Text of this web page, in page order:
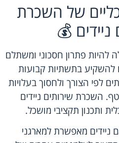
של השכרת
ניידים 💰
להיות פתרון חסכוני ומשתלם
להשקיע בתשתיות קבועות
לפי הצורך ולחסוך בעלויות
השכרת שירותים ניידים
ותכנון תקציבי מושכל.
ניידים מאפשרת למארגני